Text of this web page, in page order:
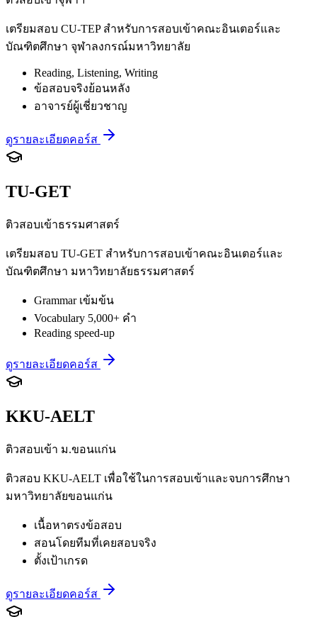
เตรียมสอบ CU-TEP สำหรับการสอบเข้าคณะอินเตอร์และ
บัณฑิตศึกษา จุฬาลงกรณ์มหาวิทยาลัย
Reading, Listening, Writing
ข้อสอบจริงย้อนหลัง
อาจารย์ผู้เชี่ยวชาญ
ดูรายละเอียดคอร์ส
TU-GET
ติวสอบเข้าธรรมศาสตร์
เตรียมสอบ TU-GET สำหรับการสอบเข้าคณะอินเตอร์และ
บัณฑิตศึกษา มหาวิทยาลัยธรรมศาสตร์
Grammar เข้มข้น
Vocabulary 5,000+ คำ
Reading speed-up
ดูรายละเอียดคอร์ส
KKU-AELT
ติวสอบเข้า ม.ขอนแก่น
ติวสอบ KKU-AELT เพื่อใช้ในการสอบเข้าและจบการศึกษา
มหาวิทยาลัยขอนแก่น
เนื้อหาตรงข้อสอบ
สอนโดยทีมที่เคยสอบจริง
ตั้งเป้าเกรด
ดูรายละเอียดคอร์ส